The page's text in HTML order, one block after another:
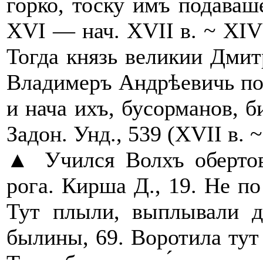
XVI — нач. XVII в. ~ XIV
Тогда князь великии
Владимеръ Андрѣевичь
и нача ихъ, бусорманов,
Задон. Унд., 539 (XVII в.
▲ Учился Волхъ
рога. Кирша Д., 19. Не
Тут плыли, выплывали
былины, 69. Воротила